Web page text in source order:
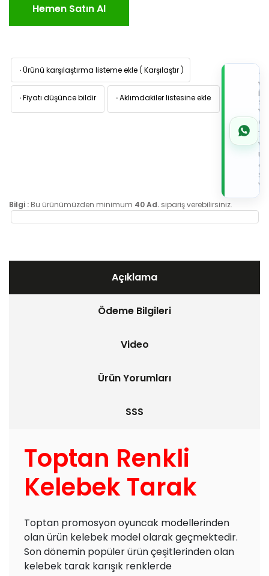
Hemen Satın Al
·Ürünü karşılaştırma listeme ekle ( Karşılaştır )
·Fiyatı düşünce bildir ·Aklımdakiler listesine ekle
İLE
de
Bilgi : Bu ürünümüzden minimum 40 Ad. sipariş verebilirsiniz.
Açıklama
Ödeme Bilgileri
Video
Ürün Yorumları
SSS
Toptan Renkli
Kelebek Tarak
Toptan promosyon oyuncak modellerinden
olan ürün kelebek model olarak geçmektedir.
Son dönemin popüler ürün çeşitlerinden olan
kelebek tarak karışık renklerde